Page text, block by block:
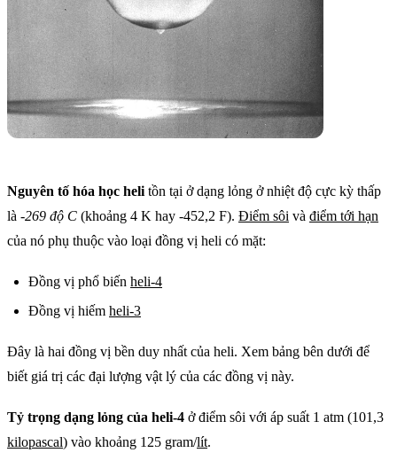
Nguyên tố hóa học heli tồn tại ở dạng lỏng ở nhiệt độ cực kỳ thấp
là -269 độ C (khoảng 4 K hay -452,2 F). Điểm sôi và điểm tới hạn
của nó phụ thuộc vào loại đồng vị heli có mặt:
Đồng vị phổ biến heli-4
Đồng vị hiếm heli-3
Đây là hai đồng vị bền duy nhất của heli. Xem bảng bên dưới để
biết giá trị các đại lượng vật lý của các đồng vị này.
Tỷ trọng dạng lỏng của heli-4 ở điểm sôi với áp suất 1 atm (101,3
kilopascal) vào khoảng 125 gram/lít.